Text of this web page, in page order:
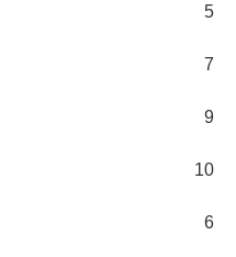
5
7
9
10
6